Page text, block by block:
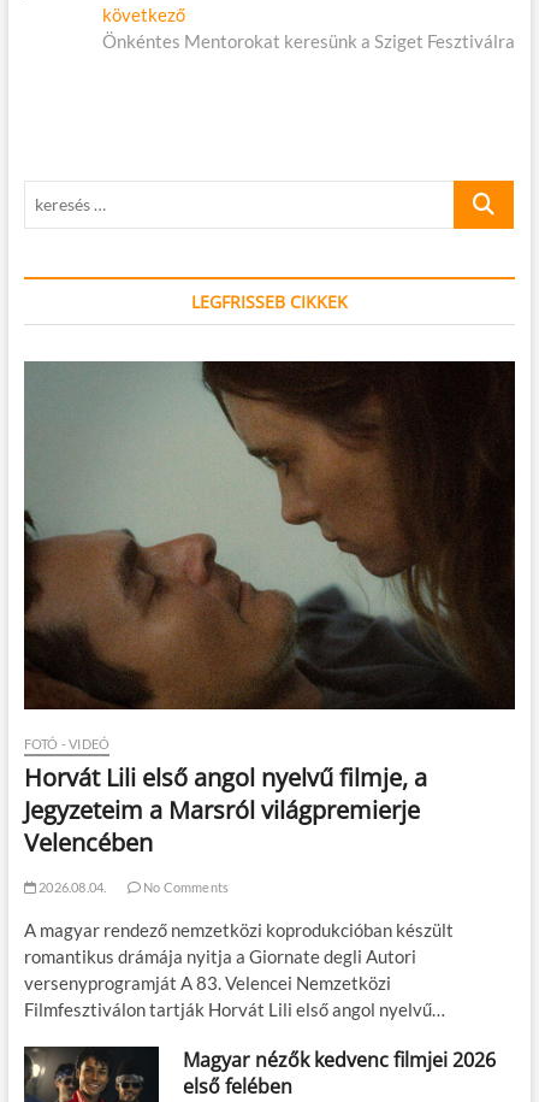
következőKövetkező
cikk:
Önkéntes Mentorokat keresünk a Sziget Fesztiválra
keresés
LEGFRISSEB CIKKEK
FOTÓ - VIDEÓ
Horvát Lili első angol nyelvű filmje, a
Jegyzeteim a Marsról világpremierje
Velencében
2026.08.04. No Comments
A magyar rendező nemzetközi koprodukcióban készült
romantikus drámája nyitja a Giornate degli Autori
versenyprogramját A 83. Velencei Nemzetközi
Filmfesztiválon tartják Horvát Lili első angol nyelvű…
Magyar nézők kedvenc filmjei 2026
első felében